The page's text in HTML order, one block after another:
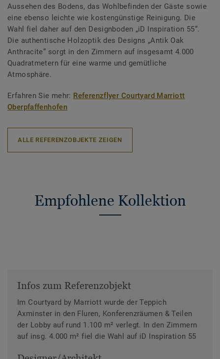
Aussehen des Bodens, das Wohlbefinden der Gäste sowie
eine ebenso leichte wie kostengünstige Reinigung. Die
Wahl fiel daher auf den Designboden „iD Inspiration 55“.
Die authentische Holzoptik des Designs „Antik Oak
Anthracite“ sorgt in den Zimmern auf insgesamt 4.000
Quadratmetern für eine warme und gemütliche
Atmosphäre.
Erfahren Sie mehr: Referenzflyer Courtyard Marriott
Oberpfaffenhofen
ALLE REFERENZOBJEKTE ZEIGEN
Empfohlene Kollektion
Infos zum Referenzobjekt
Im Courtyard by Marriott wurde der Teppich
Axminster in den Fluren, Konferenzräumen & Teilen
der Lobby auf rund 1.100 m² verlegt. In den Zimmern
auf insg. 4.000 m² fiel die Wahl auf iD Inspiration 55